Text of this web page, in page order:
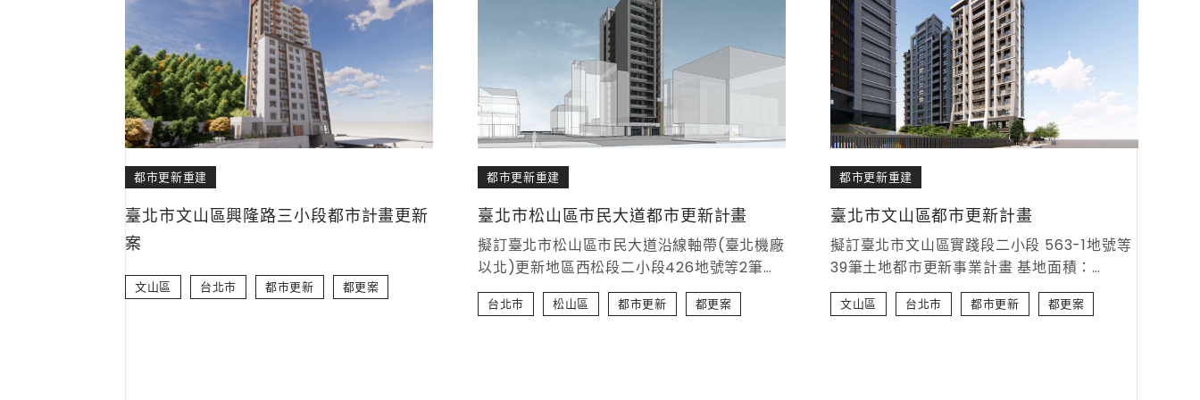
都市更新重建
臺北市文山區興隆路三小段都市計畫更新
案
文山區 台北市 都市更新 都更案
都市更新重建
臺北市松山區市民大道都市更新計畫
擬訂臺北市松山區市民大道沿線軸帶(臺北機廠
以北)更新地區西松段二小段426地號等2筆土
地更新單元都市更新會都市更新事業計畫及權
利變換計畫案 基地面積：740平方公尺 規劃
台北市 松山區 都市更新 都更案
都市更新重建
臺北市文山區都市更新計畫
擬訂臺北市文山區實踐段二小段 563-1地號等
39筆土地都市更新事業計畫 基地面積：
4148.37平方公尺 規劃單位：冠霖都市更新事
業股份有限公司 實施者：基泰建設股份有限公
文山區 台北市 都市更新 都更案